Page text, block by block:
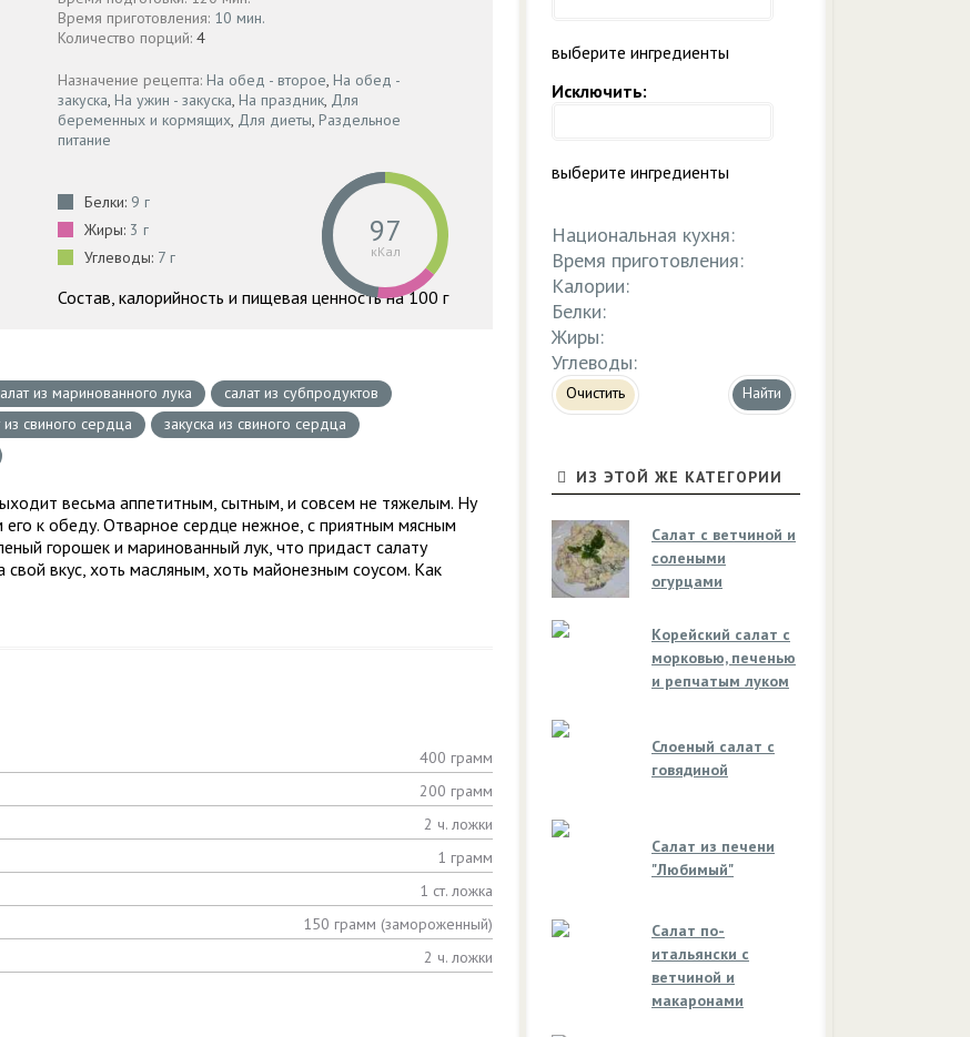
Время приготовления: 10 мин.
Количество порций: 4
Назначение рецепта: На обед - второе, На обед -
закуска, На ужин - закуска, На праздник, Для
беременных и кормящих, Для диеты, Раздельное
питание
Белки: 9 г
Жиры: 3 г
Углеводы: 7 г
97
кКал
Состав, калорийность и пищевая ценность на 100 г
из маринованного лука
салат из субпродуктов
из свиного сердца
закуска из свиного сердца
весьма аппетитным, сытным, и совсем не тяжелым. Ну
к обеду. Отварное сердце нежное, с приятным мясным
горошек и маринованный лук, что придаст салату
вкус, хоть масляным, хоть майонезным соусом. Как
400 грамм
200 грамм
2 ч. ложки
1 грамм
1 ст. ложка
150 грамм (замороженный)
2 ч. ложки
выберите ингредиенты
Исключить:
выберите ингредиенты
Национальная кухня:
Время приготовления:
Калории:
Белки:
Жиры:
Углеводы:
Очистить
ИЗ ЭТОЙ ЖЕ КАТЕГОРИИ
Салат с ветчиной и
солеными
огурцами
Корейский салат с
морковью, печенью
и репчатым луком
Слоеный салат с
говядиной
Салат из печени
"Любимый"
Салат по-
итальянски с
ветчиной и
макаронами